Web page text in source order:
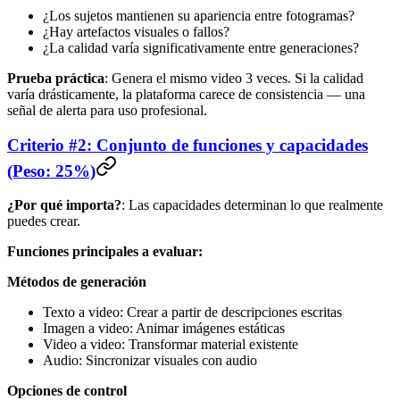
¿Los sujetos mantienen su apariencia entre fotogramas?
¿Hay artefactos visuales o fallos?
¿La calidad varía significativamente entre generaciones?
Prueba práctica: Genera el mismo video 3 veces. Si la calidad
varía drásticamente, la plataforma carece de consistencia — una
señal de alerta para uso profesional.
Criterio #2: Conjunto de funciones y capacidades
(Peso: 25%)
¿Por qué importa?: Las capacidades determinan lo que realmente
puedes crear.
Funciones principales a evaluar:
Métodos de generación
Texto a video: Crear a partir de descripciones escritas
Imagen a video: Animar imágenes estáticas
Video a video: Transformar material existente
Audio: Sincronizar visuales con audio
Opciones de control